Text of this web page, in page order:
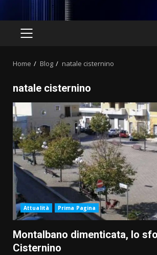
PRIMARY
Home Blog natale cisternino
natale cisternino
Attualità Prima Pagina
Montalbano dimenticata, lo
Cisternino